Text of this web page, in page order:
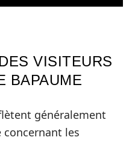
VISITEURS
BAPAUME
généralement
les